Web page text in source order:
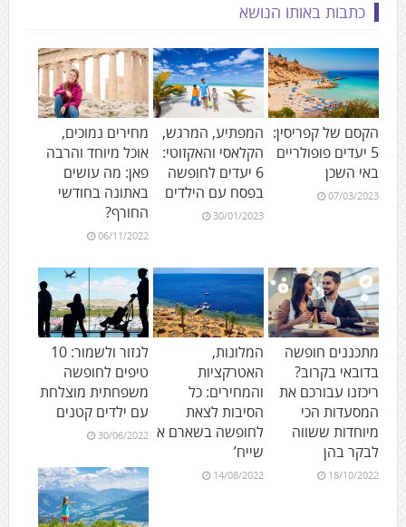
כתבות באותו הנושא
הקסם של קפריסין:
5 יעדים פופולריים
באי השכן
07/03/2023
המפתיע, המרגש,
הקלאסי והאקזוטי:
6 יעדים לחופשה
בפסח עם הילדים
30/01/2023
מחירים נמוכים,
אוכל מיוחד והרבה
פאן: מה עושים
באתונה בחודשי
החורף?
06/11/2022
מתכננים חופשה
בדובאי בקרוב?
ריכזנו עבורכם את
המסעדות הכי
מיוחדות ששווה
לבקר בהן
18/10/2022
המלונות,
האטרקציות
והמחירים: כל
הסיבות לצאת
לחופשה בשארם א
שייח’
14/08/2022
לגזור ולשמור: 10
טיפים לחופשה
משפחתית מוצלחת
עם ילדים קטנים
30/06/2022